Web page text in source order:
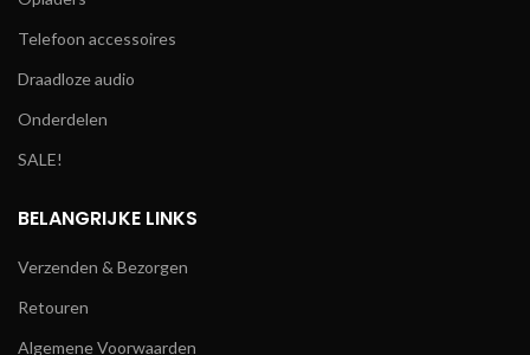
Telefoon accessoires
Draadloze audio
Onderdelen
SALE!
BELANGRIJKE LINKS
Verzenden & Bezorgen
Retouren
Algemene Voorwaarden